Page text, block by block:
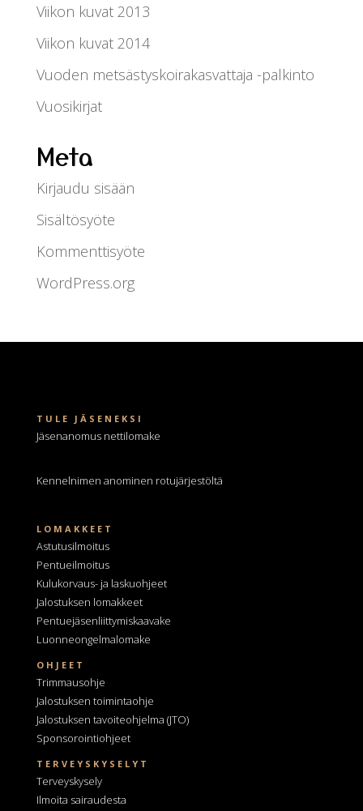
Viikon kuvat 2013
Viikon kuvat 2014
Vuoden metsästyskoirakasvattaja -palkinto
Vuosikirjat
Meta
Kirjaudu sisään
Sisältösyöte
Kommenttisyöte
WordPress.org
TULE JÄSENEKSI
Jäsenanomus nettilomake
Kennelnimen anominen rotujärjestöltä
LOMAKKEET
Astutusilmoitus
Pentueilmoitus
Kulukorvaus- ja laskuohjeet
Jalostuksen lomakkeet
Pentuejäsenliittymiskaavake
Luonneongelmalomake
OHJEET
Trimmausohje
Jalostuksen toimintaohje
Jalostuksen tavoiteohjelma (JTO)
Sponsorointiohjeet
TERVEYSKYSELYT
Terveyskysely
Ilmoita sairaudesta